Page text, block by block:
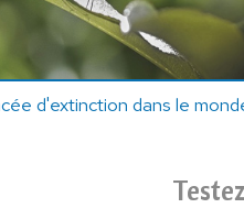
d'extinction dans le